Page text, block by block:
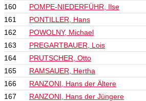
160
POMPE-NIEDERFÜHR, Ilse
161
PONTILLER, Hans
162
POWOLNY, Michael
163
PREGARTBAUER, Lois
164
PRUTSCHER, Otto
165
RAMSAUER, Hertha
166
RANZONI, Hans der Ältere
167
RANZONI, Hans der Jüngere